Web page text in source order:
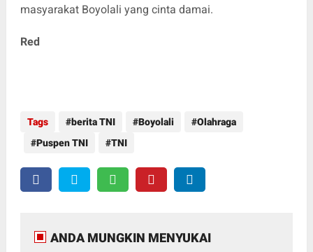
masyarakat Boyolali yang cinta damai.
Red
Tags berita TNI Boyolali
Olahraga
Puspen TNI
TNI
ANDA MUNGKIN MENYUKAI